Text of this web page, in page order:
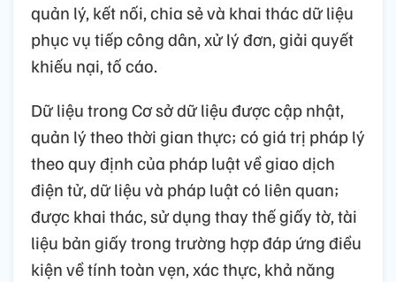
quản lý, kết nối, chia sẻ và khai thác dữ liệu
phục vụ tiếp công dân, xử lý đơn, giải quyết
khiếu nại, tố cáo.
Dữ liệu trong Cơ sở dữ liệu được cập nhật,
quản lý theo thời gian thực; có giá trị pháp lý
theo quy định của pháp luật về giao dịch
điện tử, dữ liệu và pháp luật có liên quan;
được khai thác, sử dụng thay thế giấy tờ, tài
liệu bản giấy trong trường hợp đáp ứng điều
kiện về tính toàn vẹn, xác thực, khả năng